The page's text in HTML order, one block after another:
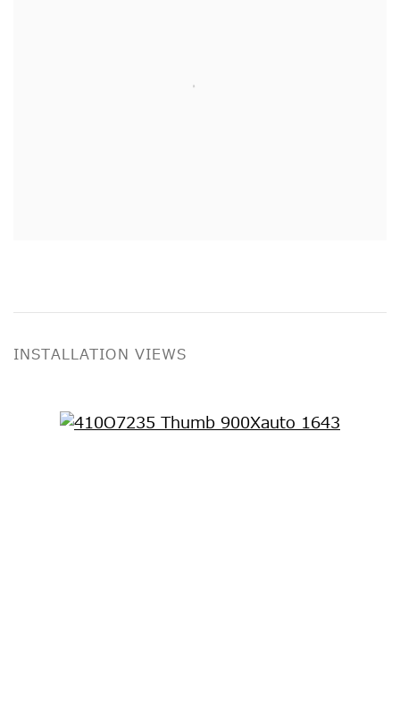
INSTALLATION VIEWS
Open a larger version of the following image